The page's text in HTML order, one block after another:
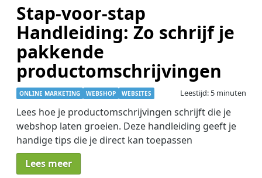
Stap-voor-stap
Handleiding: Zo schrijf je
pakkende
productomschrijvingen
ONLINE MARKETING WEBSHOP WEBSITES Leestijd: 5 minuten
Lees hoe je productomschrijvingen schrijft die je
webshop laten groeien. Deze handleiding geeft je
handige tips die je direct kan toepassen
Lees meer